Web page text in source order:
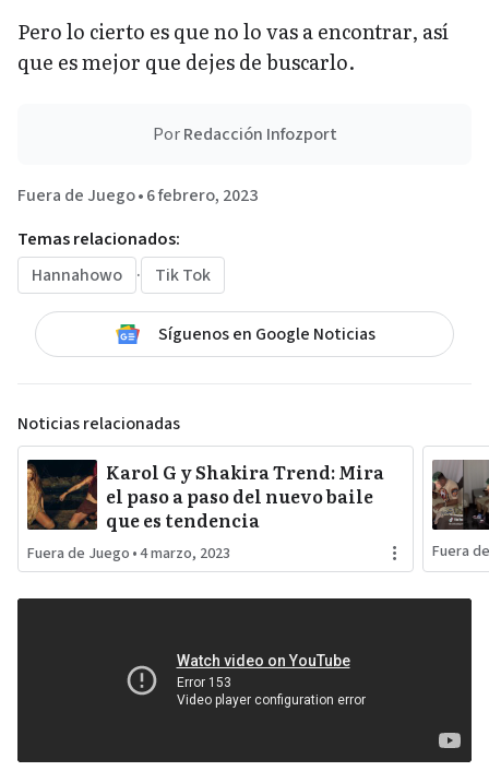
Pero lo cierto es que no lo vas a encontrar, así
que es mejor que dejes de buscarlo.
PorRedacción Infozport
Fuera de Juego•6 febrero, 2023
Temas relacionados:
Hannahowo
· Tik Tok
Síguenos en Google Noticias
Noticias relacionadas
Karol G y Shakira Trend: Mira
el paso a paso del nuevo baile
que es tendencia
Fuera de Juego •4 marzo, 2023 Fuera